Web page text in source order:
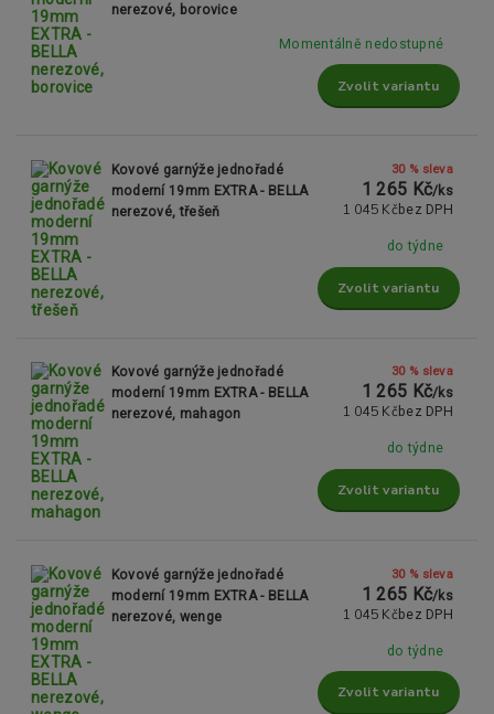
nerezové, borovice
Momentálně nedostupné
Zvolit variantu
Kovové garnýže jednořadé
moderní 19mm EXTRA - BELLA
nerezové, třešeň
30 % sleva
1 265 Kč/ks
1 045 Kč bez DPH
do týdne
Zvolit variantu
Kovové garnýže jednořadé
moderní 19mm EXTRA - BELLA
nerezové, mahagon
30 % sleva
1 265 Kč/ks
1 045 Kč bez DPH
do týdne
Zvolit variantu
Kovové garnýže jednořadé
moderní 19mm EXTRA - BELLA
nerezové, wenge
30 % sleva
1 265 Kč/ks
1 045 Kč bez DPH
do týdne
Zvolit variantu